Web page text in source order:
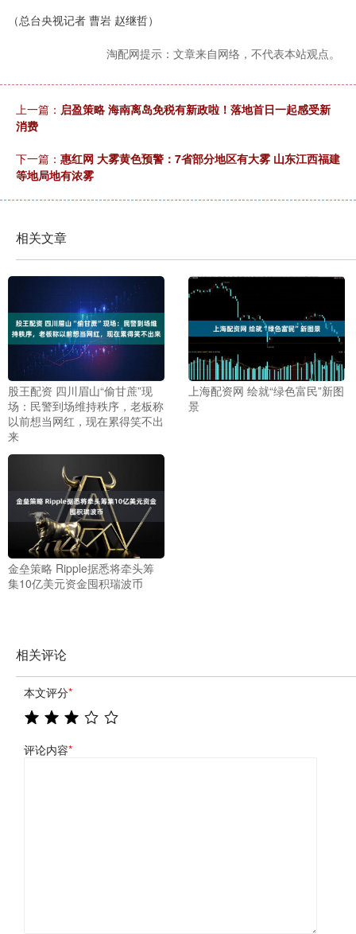
（总台央视记者 曹岩 赵继哲）
淘配网提示：文章来自网络，不代表本站观点。
上一篇： 启盈策略 海南离岛免税有新政啦！落地首日一起感受新
消费
下一篇： 惠红网 大雾黄色预警：7省部分地区有大雾 山东江西福建
等地局地有浓雾
相关文章
股王配资 四川眉山“偷甘蔗”现
场：民警到场维持秩序，老板称
以前想当网红，现在累得笑不出
来
上海配资网 绘就“绿色富民”新图
景
金垒策略 Ripple据悉将牵头筹
集10亿美元资金囤积瑞波币
相关评论
本文评分*
评论内容*